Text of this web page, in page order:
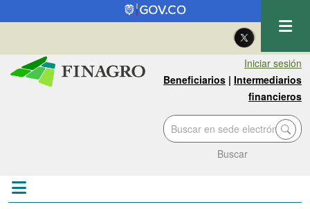
Pasar al contenido principal
| Eng
Iniciar sesión
Beneficiarios | Intermediarios
financieros
Buscar